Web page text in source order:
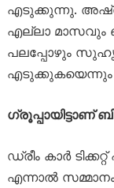
എടുക്കുന്നു.
എല്ലാ മാസവും
പലപ്പോഴും
ഗ്രൂപ്പായിട്ടാണ്
ഡ്രീം കാര്‍
എന്നാല്‍